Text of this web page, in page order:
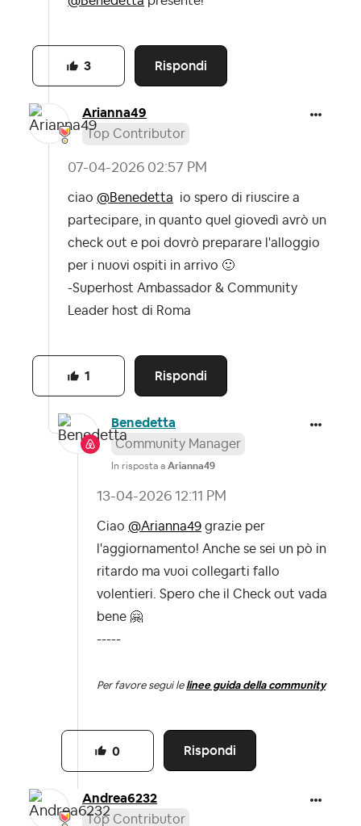
Rispondi
3
Arianna49
Top Contributor
‎07-04-2026 02:57 PM
ciao @Benedetta io spero di riuscire a
partecipare, in quanto quel giovedì avrò un
check out e poi dovrò preparare l'alloggio
per i nuovi ospiti in arrivo 🙂
-Superhost Ambassador & Community
Leader host di Roma
Rispondi
1
Benedetta
Community Manager
In risposta a Arianna49
‎13-04-2026 12:11 PM
Ciao @Arianna49 grazie per
l'aggiornamento! Anche se sei un pò in
ritardo ma vuoi collegarti fallo
volentieri. Spero che il Check out vada
bene 🤗
-----
Per favore segui le linee guida della community
Rispondi
0
Andrea6232
Top Contributor